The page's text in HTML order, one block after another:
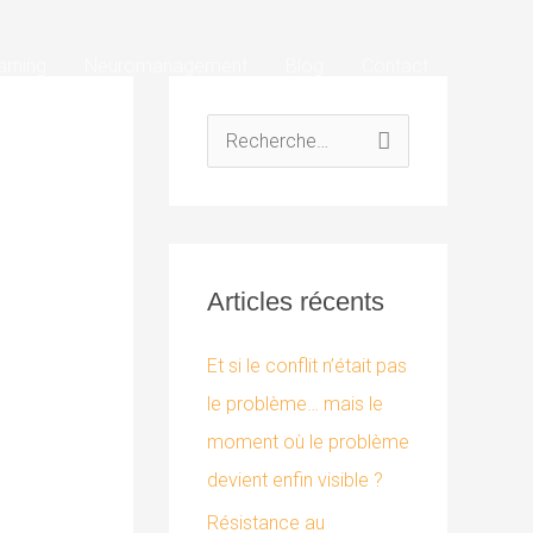
e
c
h
e
r
Articles récents
Et si le conflit n’était pas
le problème… mais le
moment où le problème
devient enfin visible ?
Résistance au